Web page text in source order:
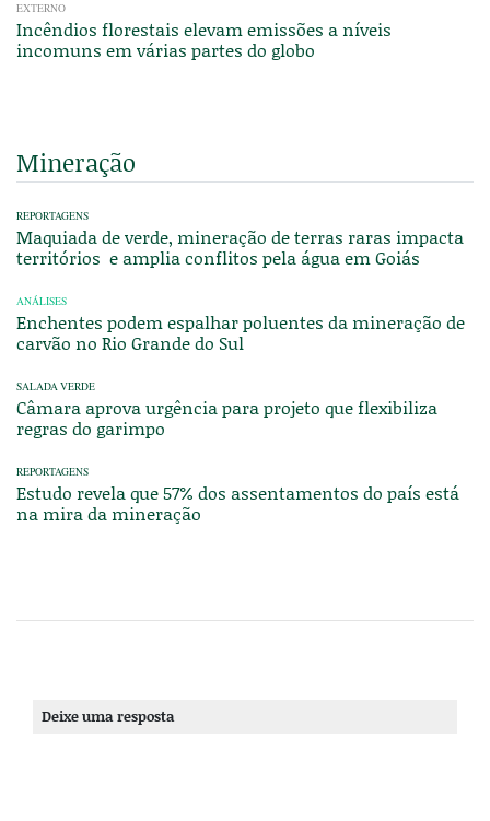
EXTERNO
Incêndios florestais elevam emissões a níveis
incomuns em várias partes do globo
Mineração
REPORTAGENS
Maquiada de verde, mineração de terras raras impacta
territórios e amplia conflitos pela água em Goiás
ANÁLISES
Enchentes podem espalhar poluentes da mineração de
carvão no Rio Grande do Sul
SALADA VERDE
Câmara aprova urgência para projeto que flexibiliza
regras do garimpo
REPORTAGENS
Estudo revela que 57% dos assentamentos do país está
na mira da mineração
Deixe uma resposta